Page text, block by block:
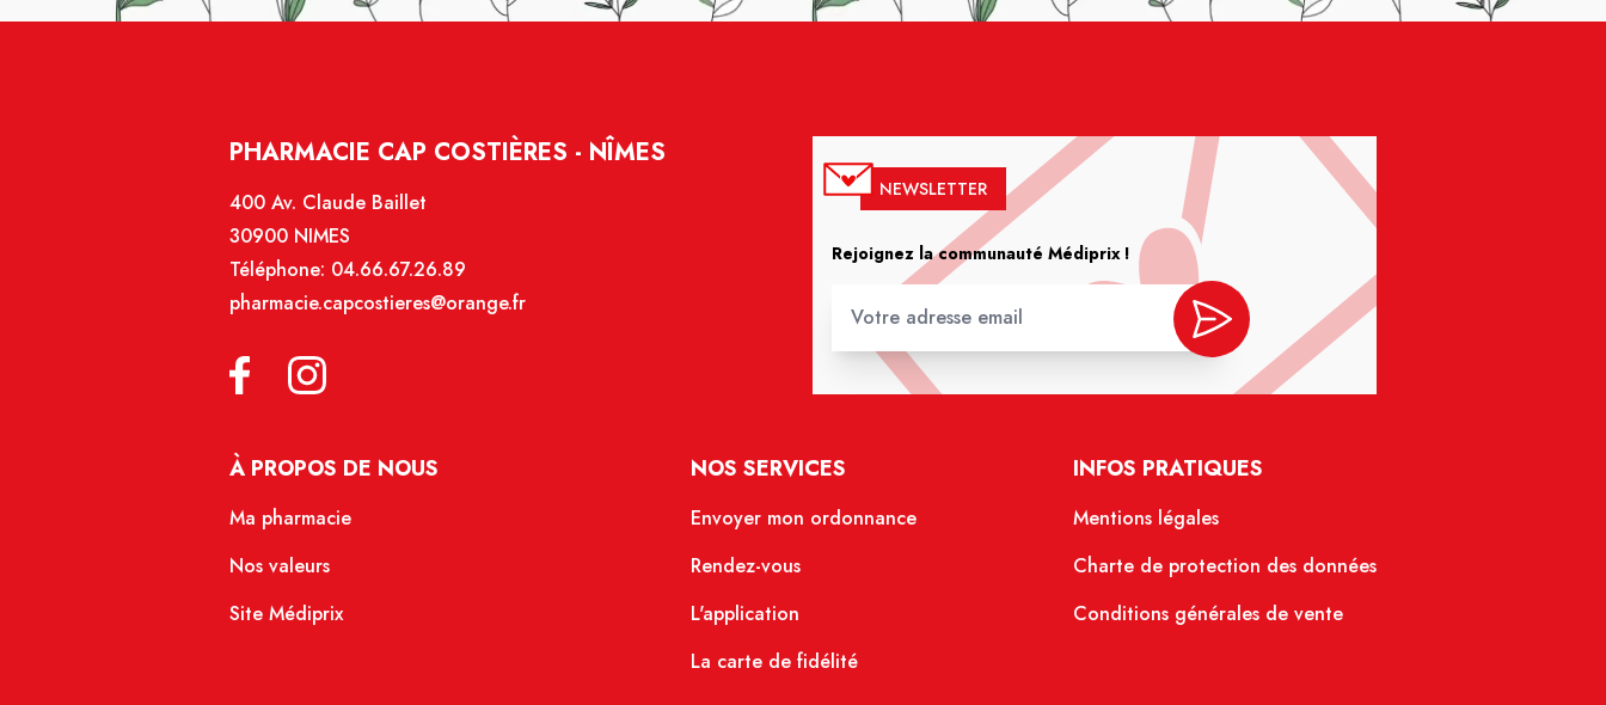
PHARMACIE CAP COSTIÈRES - NÎMES
400 Av. Claude Baillet
30900 NIMES
Téléphone: 04.66.67.26.89
pharmacie.capcostieres@orange.fr
NEWSLETTER
Rejoignez la communauté Médiprix !
À PROPOS DE NOUS
Ma pharmacie
Nos valeurs
Site Médiprix
NOS SERVICES
Envoyer mon ordonnance
Rendez-vous
L'application
La carte de fidélité
INFOS PRATIQUES
Mentions légales
Charte de protection des données
Conditions générales de vente